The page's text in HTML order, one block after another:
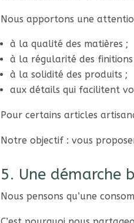
Nous apportons une
à la qualité des matières ;
à la régularité des finitions
à la solidité des produits ;
aux détails qui facilitent
Pour certains articles
Notre objectif : vous
5. Une démarche
Nous pensons qu’une